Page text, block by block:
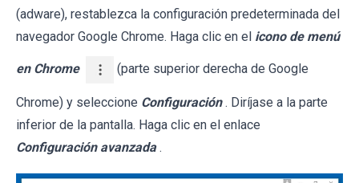
(adware), restablezca la configuración predeterminada del
navegador Google Chrome. Haga clic en el icono de menú
en Chrome (parte superior derecha de Google
Chrome) y seleccione Configuración . Diríjase a la parte
inferior de la pantalla. Haga clic en el enlace
Configuración avanzada .